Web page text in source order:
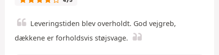
Leveringstiden blev overholdt. God vejgreb,
dækkene er forholdsvis støjsvage.